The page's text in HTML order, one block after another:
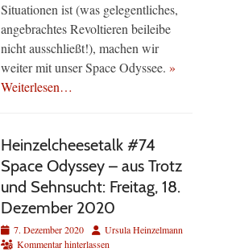
Situationen ist (was gelegentliches,
angebrachtes Revoltieren beileibe
nicht ausschließt!), machen wir
weiter mit unser Space Odyssee. »
Weiterlesen…
Heinzelcheesetalk #74
Space Odyssey – aus Trotz
und Sehnsucht: Freitag, 18.
Dezember 2020
Veröffentlicht
am
7. Dezember 2020 AutorUrsula Heinzelmann
Kommentar hinterlassen